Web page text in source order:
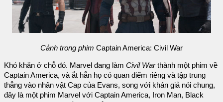
Cảnh trong phim Captain America: Civil War
Khó khăn ở chỗ đó. Marvel đang làm Civil Warthành một phim về
Captain America, và ắt hẳn họ có quan điểm riêng và tập trung
thẳng vào nhân vật Cap của Evans, song với khán giả nói chung,
đây là một phim Marvel với Captain America, Iron Man, Black